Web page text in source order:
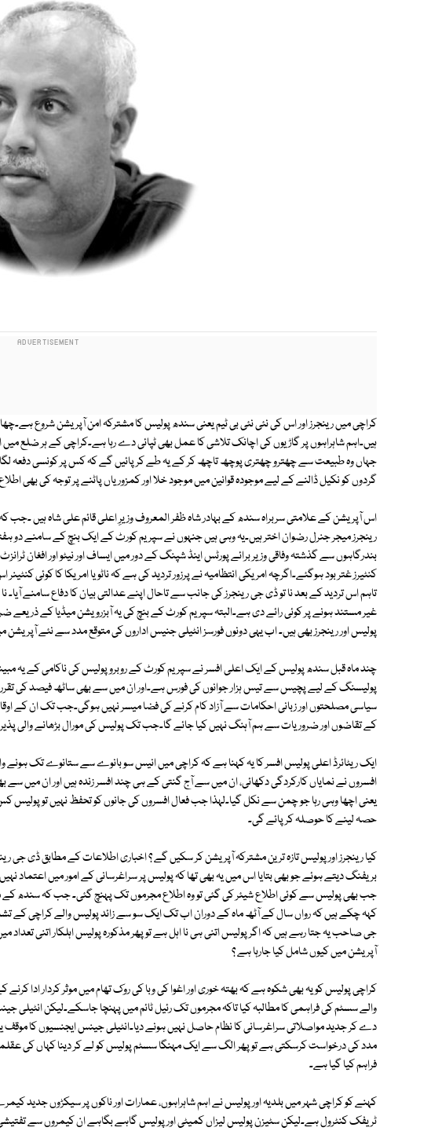
کراچی میں رینجرز اور اس کی نئی نئی بی ٹیم یعنی سندھ پولیس کا مشترکہ امن آپریشن شروع
ہیں۔اہم شاہراہوں پر گاڑیوں کی اچانک تلاشی کا عمل بھی ٹپائی دے رہا ہے۔کراچی کے ہر ضلع
جہاں وہ طبیعت سے چھترو چھتری پوچھ تاچھ کر کے یہ طے کرپائیں گے کہ کس پر کونسی دفعہ
گردوں کو نکیل ڈالنے کے لیے موجودہ قوانین میں موجود خلا اور کمزوریاں پاٹنے پر توجہ کی بھی
اس آپریشن کے علامتی سربراہ سندھ کے بہادر شاہ ظفر المعروف وزیرِ اعلی قائم علی شاہ ہیں ۔جب
رینجرز میجر جنرل رضوان اختر ہیں۔یہ وہی ہیں جنہوں نے سپریم کورٹ کے ایک بنچ کے سامنے دو
بندرگاہوں سے گذشتہ وفاقی وزیر برائے پورٹس اینڈ شپنگ کے دور میں ایساف اور نیٹو اور افغان
کنٹیرز غتر بود ہوگئے۔اگرچہ امریکی انتظامیہ نے پرزور تردید کی ہے کہ ناٹو یا امریکا کا کوئی
تاہم اس تردید کے بعد نا تو ڈی جی رینجرز کی جانب سے تاحال اپنے عدالتی بیان کا دفاع سامنے
غیر مستند ہونے پر کوئی رائے دی ہے۔البتہ سپریم کورٹ کے بنچ کی یہ آبزرویشن میڈیا کے ذریعے
پولیس اور رینجرز بھی ہیں۔ اب یہی دونوں فورسز انٹیلی جنیس اداروں کی متوقع مدد سے نئے
چند ماہ قبل سندھ پولیس کے ایک اعلی افسر نے سپریم کورٹ کے روبرو پولیس کی ناکامی کے یہ
پولیسنگ کے لیے پچیس سے تیس ہزار جوانوں کی فورس ہے۔اور ان میں سے بھی ساٹھ فیصد کی
سیاسی مصلحتوں اور زبانی احکامات سے آزاد کام کرنے کی فضا میسر نہیں ہوگی۔جب تک ان کے
کے تقاضوں اور ضروریات سے ہم آہنگ نہیں کیا جائے گا۔جب تک پولیس کی مورال بڑھانے والی
ایک ریٹائرڈ اعلی پولیس افسر کا یہ کہنا ہے کہ کراچی میں انیس سو بانوے سے ستانوے تک ہونے
افسروں نے نمایاں کارکردگی دکھائی، ان میں سے آج گنتی کے ہی چند افسر زندہ ہیں اور ان میں
یعنی اچھا وہی رہا جو چمن سے نکل گیا۔لہذا جب فعال افسروں کی جانوں کو تحفظ نہیں تو پولیس
حصہ لینے کا حوصلہ کرپائے گی۔
کیا رینجرز اور پولیس تازہ ترین مشترکہ آپریشن کر سکیں گے ؟ اخباری اطلاعات کے مطابق ڈی جی
بریفنگ دیتے ہوئے جو بھی بتایا اس میں یہ بھی تھا کہ پولیس پر سراغرسانی کے امور میں اعتماد
جب بھی پولیس سے کوئی اطلاع شیئر کی گئی تو وہ اطلاع مجرموں تک پہنچ گئی۔ جب کہ سندھ کے
کہہ چکے ہیں کہ رواں سال کے آٹھ ماہ کے دوران اب تک ایک سو سے زائد پولیس والے کراچی کے
جی صاحب یہ جتا رہے ہیں کہ اگر پولیس اتنی ہی نا اہل ہے تو پھر مذکورہ پولیس اہلکار اتنی
آپریشن میں کیوں شامل کیا جارہا ہے ؟
کراچی پولیس کو یہ بھی شکوہ ہے کہ بھتہ خوری اور اغوا کی وبا کی روک تھام میں موثر کردار ادا
والے سسٹم کی فراہمی کا مطالبہ کیا تاکہ مجرموں تک رئیل ٹائم میں پہنچا جاسکے۔لیکن انٹیلی
دے کر جدید مواصلاتی سراغرسانی کا نظام حاصل نہیں ہونے دیا۔انٹیلی جینس ایجنسیوں کا
مدد کی درخواست کرسکتی ہے تو پھر الگ سے ایک مہنگا سسٹم پولیس کو لے کر دینا کہاں کی
فراہم کیا گیا ہے۔
کہنے کو کراچی شہر میں بلدیہ اور پولیس نے اہم شاہراہوں، عمارات اور ناکوں پر سیکڑوں جدید
ٹریفک کنٹرول ہے۔لیکن سٹیزن پولیس لیزاں کمیٹی اور پولیس گاہے بگاہے ان کیمروں سے